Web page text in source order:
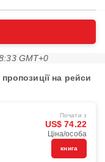
GMT+0
на рейси
Почати з
US$ 74.22
Ціна/особа
книга